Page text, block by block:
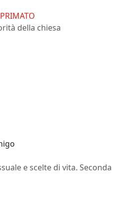
della chiesa
e scelte di vita. Seconda